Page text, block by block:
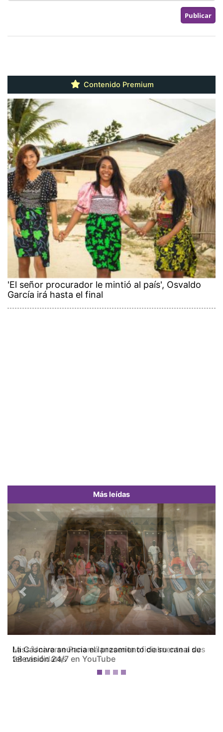
Contenido Premium
'El señor procurador le mintió al país', Osvaldo
García irá hasta el final
Más leídas
Miss Universe Panamá presenta oficialmente a sus
28 candidatas
Previous Next